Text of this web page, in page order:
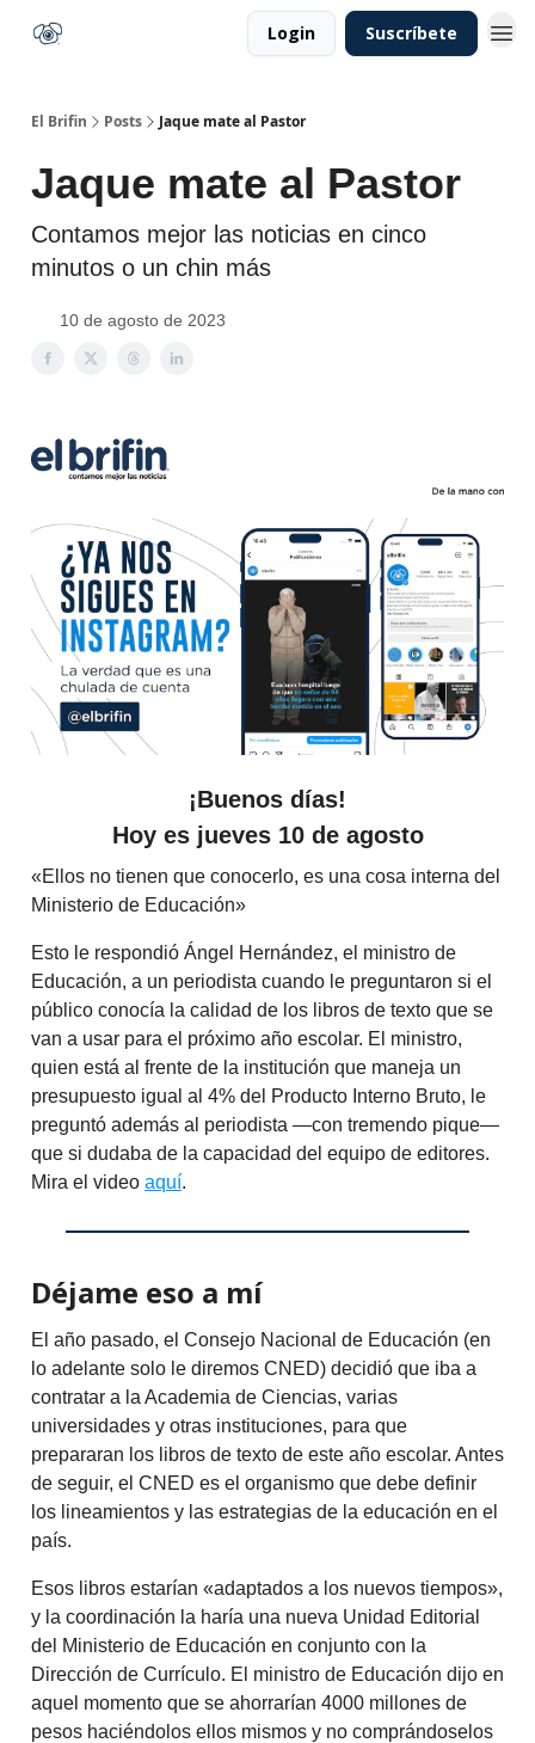
Login Suscríbete
El Brifin Posts Jaque mate al Pastor
Jaque mate al Pastor
Contamos mejor las noticias en cinco
minutos o un chin más
10 de agosto de 2023
¡Buenos días!
Hoy es jueves 10 de agosto
«Ellos no tienen que conocerlo, es una cosa interna del
Ministerio de Educación»
Esto le respondió Ángel Hernández, el ministro de
Educación, a un periodista cuando le preguntaron si el
público conocía la calidad de los libros de texto que se
van a usar para el próximo año escolar. El ministro,
quien está al frente de la institución que maneja un
presupuesto igual al 4% del Producto Interno Bruto, le
preguntó además al periodista —con tremendo pique—
que si dudaba de la capacidad del equipo de editores.
Mira el video aquí.
Déjame eso a mí
El año pasado, el Consejo Nacional de Educación (en
lo adelante solo le diremos CNED) decidió que iba a
contratar a la Academia de Ciencias, varias
universidades y otras instituciones, para que
prepararan los libros de texto de este año escolar. Antes
de seguir, el CNED es el organismo que debe definir
los lineamientos y las estrategias de la educación en el
país.
Esos libros estarían «adaptados a los nuevos tiempos»,
y la coordinación la haría una nueva Unidad Editorial
del Ministerio de Educación en conjunto con la
Dirección de Currículo. El ministro de Educación dijo en
aquel momento que se ahorrarían 4000 millones de
pesos haciéndolos ellos mismos y no comprándoselos